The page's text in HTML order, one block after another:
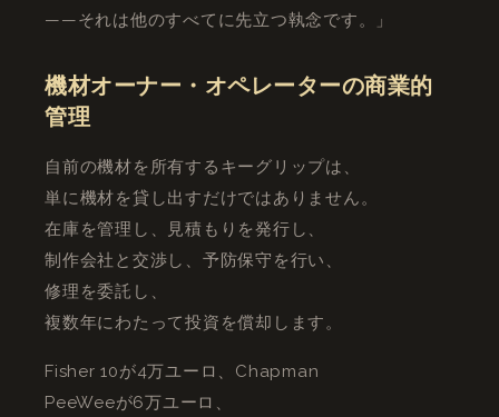
——それは他のすべてに先立つ執念です。」
機材オーナー・オペレーターの商業的
管理
自前の機材を所有するキーグリップは、
単に機材を貸し出すだけではありません。
在庫を管理し、見積もりを発行し、
制作会社と交渉し、予防保守を行い、
修理を委託し、
複数年にわたって投資を償却します。
Fisher 10が4万ユーロ、Chapman
PeeWeeが6万ユーロ、